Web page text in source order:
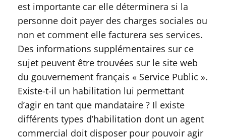
est importante car elle déterminera si la
personne doit payer des charges sociales ou
non et comment elle facturera ses services.
Des informations supplémentaires sur ce
sujet peuvent être trouvées sur le site web
du gouvernement français « Service Public ».
Existe-t-il un habilitation lui permettant
d’agir en tant que mandataire ? Il existe
différents types d’habilitation dont un agent
commercial doit disposer pour pouvoir agir